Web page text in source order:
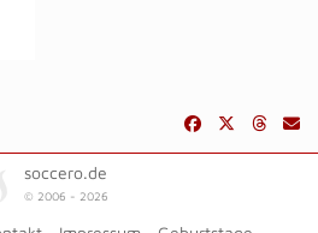
soccero.de
© 2006 - 2026